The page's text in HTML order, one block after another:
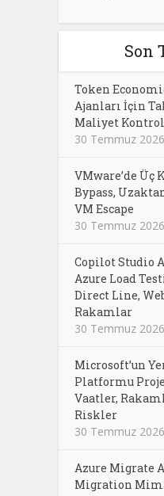
Son
Token
Ajanları İçin
Maliyet
30 Temmuz 2026
VMware’de Üç
Bypass,
VM Escape
30 Temmuz 2026
Copilot Studio
Azure Load
Direct Line,
Rakamlar
30 Temmuz 2026
Microsoft’un
Platformu
Vaatler,
Riskler
30 Temmuz 2026
Azure Migrate
Migration